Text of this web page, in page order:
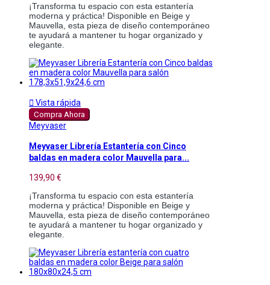
¡Transforma tu espacio con esta estantería
moderna y práctica! Disponible en Beige y
Mauvella, esta pieza de diseño contemporáneo
te ayudará a mantener tu hogar organizado y
elegante.
 Vista rápida
Compra Ahora
Meyvaser
Meyvaser Librería Estantería con Cinco
baldas en madera color Mauvella para...
139,90 €
¡Transforma tu espacio con esta estantería
moderna y práctica! Disponible en Beige y
Mauvella, esta pieza de diseño contemporáneo
te ayudará a mantener tu hogar organizado y
elegante.